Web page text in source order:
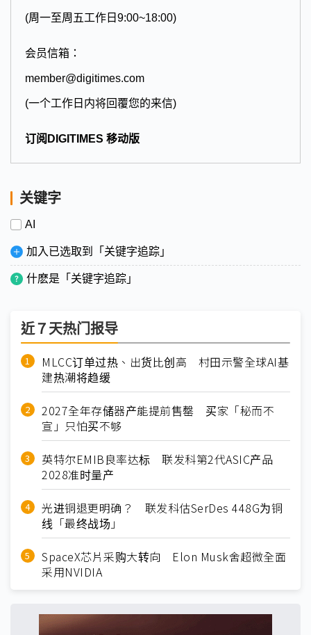
(周一至周五工作日9:00~18:00)
会员信箱：
member@digitimes.com
(一个工作日内将回覆您的来信)
订阅DIGITIMES 移动版
关键字
AI
加入已选取到「关键字追踪」
什麽是「关键字追踪」
近７天热门报导
MLCC订单过热、出货比创高 村田示警全球AI基
建热潮将趋缓
2027全年存储器产能提前售罄 买家「秘而不
宣」只怕买不够
英特尔EMIB良率达标 联发科第2代ASIC产品
2028准时量产
光进铜退更明确？ 联发科估SerDes 448G为铜
线「最终战场」
SpaceX芯片采购大转向 Elon Musk舍超微全面
采用NVIDIA